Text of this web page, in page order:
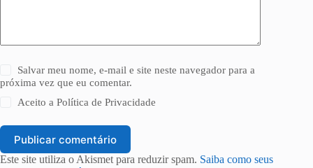
Salvar meu nome, e-mail e site neste navegador para a
próxima vez que eu comentar.
Aceito aPolítica de Privacidade
Publicar comentário
Este site utiliza o Akismet para reduzir spam. Saiba como seus